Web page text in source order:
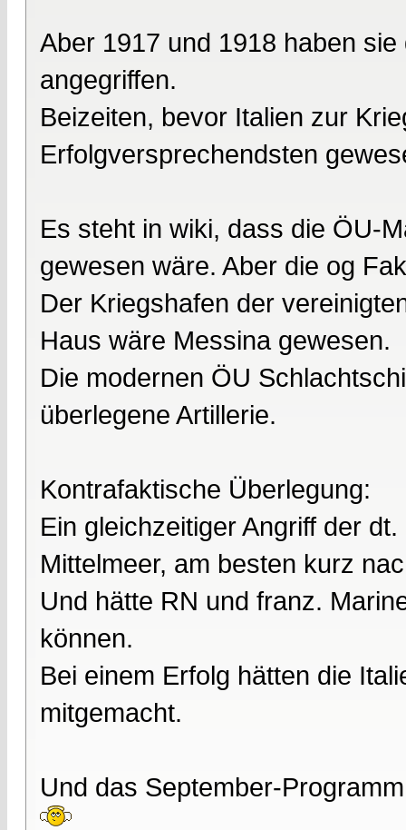
Aber 1917 und 1918 haben
angegriffen.
Beizeiten, bevor Italien zur
Erfolgversprechendsten
Es steht in wiki, dass die ÖU-
gewesen wäre. Aber die og
Der Kriegshafen der
Haus wäre Messina gewesen.
Die modernen ÖU
überlegene Artillerie.
Kontrafaktische Überlegung:
Ein gleichzeitiger Angriff der
Mittelmeer, am besten kurz
Und hätte RN und franz.
können.
Bei einem Erfolg hätten die
mitgemacht.
Und das September-